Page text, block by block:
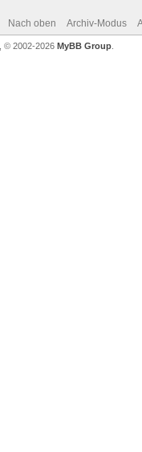
Nach oben Archiv-Modus
, © 2002-2026 MyBB Group